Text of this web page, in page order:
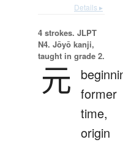
Details ▸
4 strokes. JLPT
N4. Jōyō kanji,
taught in grade 2.
元 former
time,
origin